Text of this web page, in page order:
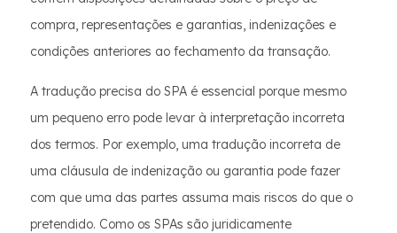
compra, representações e garantias, indenizações e
condições anteriores ao fechamento da transação.
A tradução precisa do SPA é essencial porque mesmo
um pequeno erro pode levar à interpretação incorreta
dos termos. Por exemplo, uma tradução incorreta de
uma cláusula de indenização ou garantia pode fazer
com que uma das partes assuma mais riscos do que o
pretendido. Como os SPAs são juridicamente